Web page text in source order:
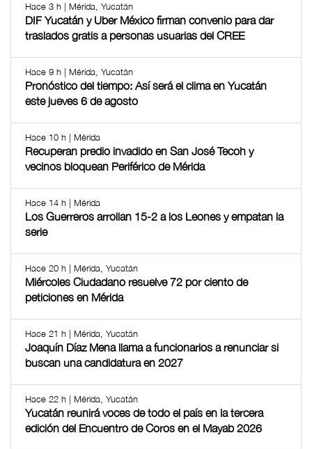
Hace 3 h | Mérida, Yucatán
DIF Yucatán y Uber México firman convenio para dar
traslados gratis a personas usuarias del CREE
Hace 9 h | Mérida, Yucatán
Pronóstico del tiempo: Así será el clima en Yucatán
este jueves 6 de agosto
Hace 10 h | Mérida
Recuperan predio invadido en San José Tecoh y
vecinos bloquean Periférico de Mérida
Hace 14 h | Mérida
Los Guerreros arrollan 15-2 a los Leones y empatan la
serie
Hace 20 h | Mérida, Yucatán
Miércoles Ciudadano resuelve 72 por ciento de
peticiones en Mérida
Hace 21 h | Mérida, Yucatán
Joaquín Díaz Mena llama a funcionarios a renunciar si
buscan una candidatura en 2027
Hace 22 h | Mérida, Yucatán
Yucatán reunirá voces de todo el país en la tercera
edición del Encuentro de Coros en el Mayab 2026